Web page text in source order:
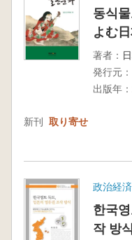
동식
よむ
著者：
発行元：
出版年：
新刊 取り寄せ
政治経済
한국
작 방